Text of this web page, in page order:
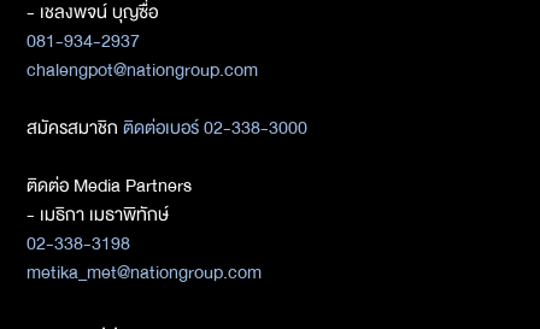
- เชลงพจน์ บุญซื่อ
081-934-2937
chalengpot@nationgroup.com
สมัครสมาชิกติดต่อเบอร์ 02-338-3000
ติดต่อ Media Partners
- เมธิกา เมธาพิทักษ์
02-338-3198
metika_met@nationgroup.com